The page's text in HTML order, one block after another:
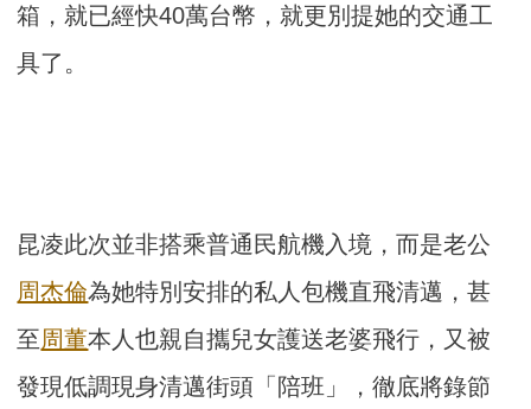
箱，就已經快40萬台幣，就更別提她的交通工
具了。
昆凌此次並非搭乘普通民航機入境，而是老公
周杰倫為她特別安排的私人包機直飛清邁，甚
至周董本人也親自攜兒女護送老婆飛行，又被
發現低調現身清邁街頭「陪班」，徹底將錄節